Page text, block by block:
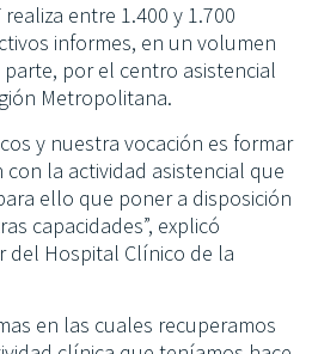
entre 1.400 y 1.700
informes, en un volumen
por el centro asistencial
Metropolitana.
y nuestra vocación es formar
la actividad asistencial que
ello que poner a disposición
capacidades”, explicó
del Hospital Clínico de la
en las cuales recuperamos